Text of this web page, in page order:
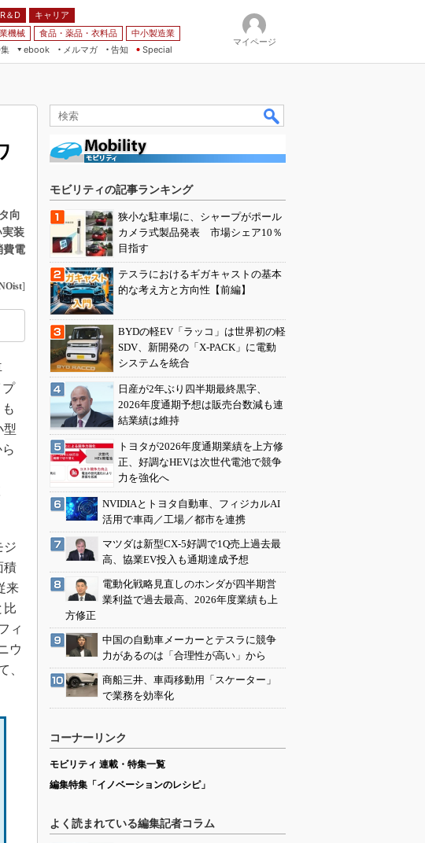
R＆D
キャリア
機械 食品・薬品・衣料品
中小製造業
ebook
メルマガ
告知 Special
マイページ
向
実装
費電
]
プ
型
ジ
積
来
比
ィ
ウ
、
モビリティの記事ランキング
狭小な駐車場に、シャープがポール
カメラ式製品発表 市場シェア10％
目指す
テスラにおけるギガキャストの基本
的な考え方と方向性【前編】
BYDの軽EV「ラッコ」は世界初の軽
SDV、新開発の「X-PACK」に電動
システムを統合
日産が2年ぶり四半期最終黒字、
2026年度通期予想は販売台数減も連
結業績は維持
トヨタが2026年度通期業績を上方修
正、好調なHEVは次世代電池で競争
力を強化へ
NVIDIAとトヨタ自動車、フィジカルAI
活用で車両／工場／都市を連携
マツダは新型CX-5好調で1Q売上過去最
高、協業EV投入も通期達成予想
電動化戦略見直しのホンダが四半期営
業利益で過去最高、2026年度業績も上
方修正
中国の自動車メーカーとテスラに競争
力があるのは「合理性が高い」から
商船三井、車両移動用「スケーター」
で業務を効率化
コーナーリンク
モビリティ 連載・特集一覧
編集特集「イノベーションのレシピ」
よく読まれている編集記者コラム